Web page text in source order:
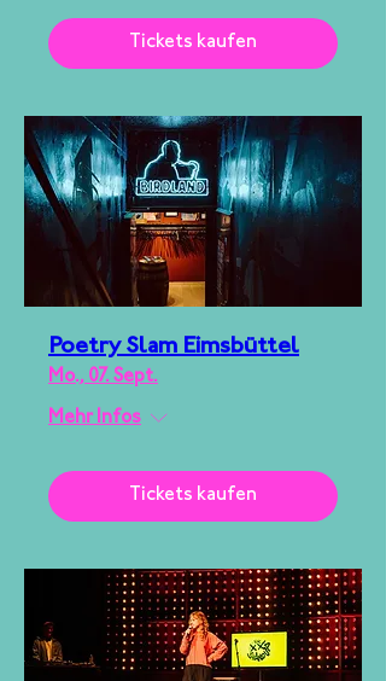
Tickets kaufen
Poetry Slam Eimsbüttel
Mo., 07. Sept.
Mehr Infos
Tickets kaufen